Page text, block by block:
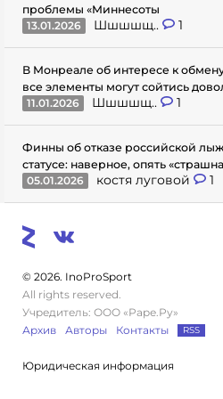
проблемы «Миннесоты
13.01.2026
Шшшшщ.. 1
В Монреале об интересе к
все элементы могут сойтись
11.01.2026
Шшшшщ.. 1
Финны об отказе российской
статусе: наверное, опять
05.01.2026
костя луговой 1
© 2026. InoProSport
All rights reserved.
Учредитель: ООО «Раре.Ру»
Архив
Авторы Контакты RSS
Юридическая информация